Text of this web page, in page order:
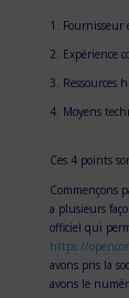
Fournisseur
Expérience
Ressources
Moyens
Ces 4 points
Commençons
a plusieurs
officiel qui
https://
avons pris la
avons le